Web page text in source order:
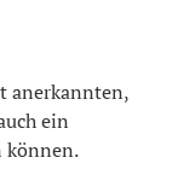
anerkannten,
ein
können.